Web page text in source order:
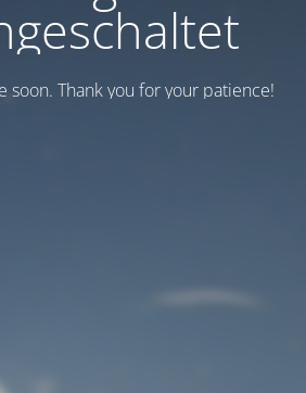
soon. Thank you for your patience!